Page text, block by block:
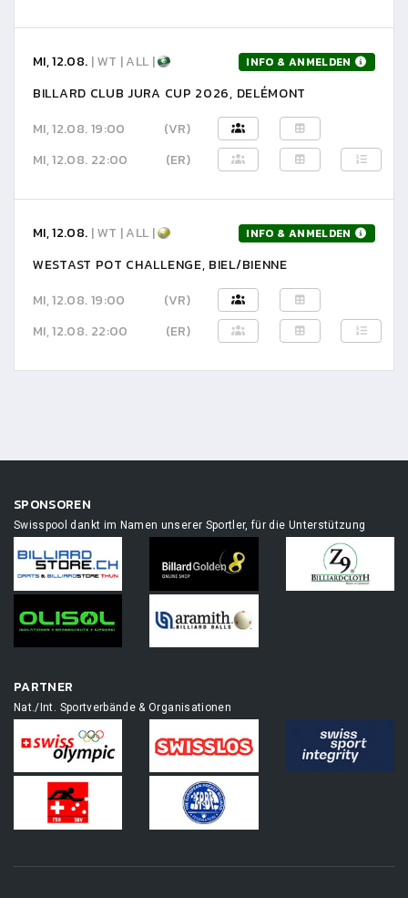
MI, 12.08. | WT | ALL | INFO & ANMELDEN
BILLARD CLUB JURA CUP 2026, DELÉMONT
MI, 12.08. 19:00
(VR)
MI, 12.08. 22:00
(ER)
MI, 12.08. | WT | ALL | INFO & ANMELDEN
WESTAST POT CHALLENGE, BIEL/BIENNE
MI, 12.08. 19:00
(VR)
MI, 12.08. 22:00
(ER)
SPONSOREN
Swisspool dankt im Namen unserer Sportler, für die Unterstützung
PARTNER
Nat./Int. Sportverbände & Organisationen